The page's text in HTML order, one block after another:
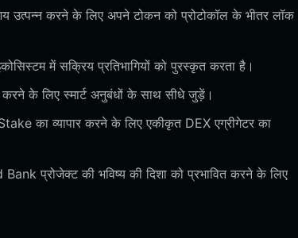
उत्पन्न करने के लिए अपने टोकन को प्रोटोकॉल के भीतर लॉक
में सक्रिय प्रतिभागियों को पुरस्कृत करता है।
करने के लिए स्मार्ट अनुबंधों के साथ सीधे जुड़ें।
का व्यापार करने के लिए एकीकृत DEX एग्रीगेटर का
प्रोजेक्ट की भविष्य की दिशा को प्रभावित करने के लिए